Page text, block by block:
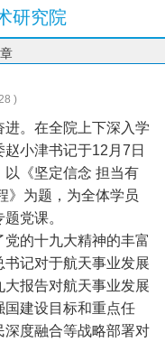
研究院
)
。在全院上下深入学
赵小津书记于12 月 7 日
以《坚定信念 担当有
》为题，为全体学员
党课。
的十九大精神的丰富
记对于航天事业发展
报告对航天事业发展
国建设目标和重点任
度融合等战略部署对